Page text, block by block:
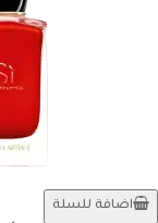
اضافة للسلة